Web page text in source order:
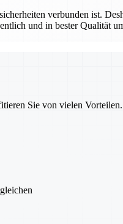
verbunden ist.
und in bester Qualität
Sie von vielen